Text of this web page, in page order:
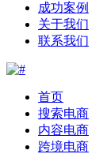
成功案例
关于我们
联系我们
首页
搜索电商
内容电商
跨境电商